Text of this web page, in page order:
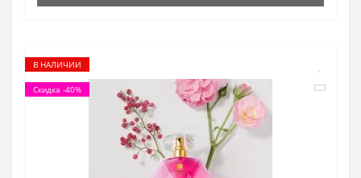
В НАЛИЧИИ
Скидка -40%